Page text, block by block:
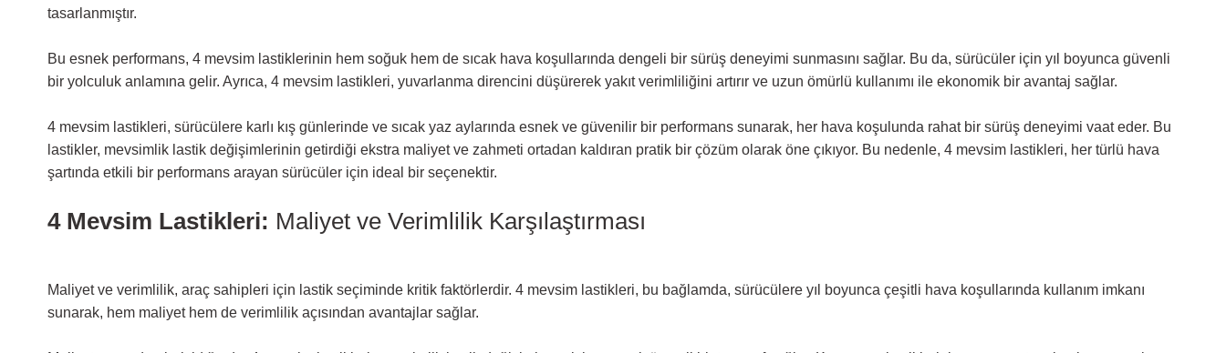
tasarlanmıştır.
Bu esnek performans, 4 mevsim lastiklerinin hem soğuk hem de sıcak hava koşullarında dengeli bir sürüş deneyimi sunmasını sağlar. Bu da, sürücüler için yıl boyunca güvenli
bir yolculuk anlamına gelir. Ayrıca, 4 mevsim lastikleri, yuvarlanma direncini düşürerek yakıt verimliliğini artırır ve uzun ömürlü kullanımı ile ekonomik bir avantaj sağlar.
4 mevsim lastikleri, sürücülere karlı kış günlerinde ve sıcak yaz aylarında esnek ve güvenilir bir performans sunarak, her hava koşulunda rahat bir sürüş deneyimi vaat eder. Bu
lastikler, mevsimlik lastik değişimlerinin getirdiği ekstra maliyet ve zahmeti ortadan kaldıran pratik bir çözüm olarak öne çıkıyor. Bu nedenle, 4 mevsim lastikleri, her türlü hava
şartında etkili bir performans arayan sürücüler için ideal bir seçenektir.
4 Mevsim Lastikleri: Maliyet ve Verimlilik Karşılaştırması
Maliyet ve verimlilik, araç sahipleri için lastik seçiminde kritik faktörlerdir. 4 mevsim lastikleri, bu bağlamda, sürücülere yıl boyunca çeşitli hava koşullarında kullanım imkanı
sunarak, hem maliyet hem de verimlilik açısından avantajlar sağlar.